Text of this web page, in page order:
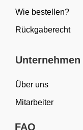
Wie bestellen?
Rückgaberecht
Unternehmen
Über uns
Mitarbeiter
FAQ